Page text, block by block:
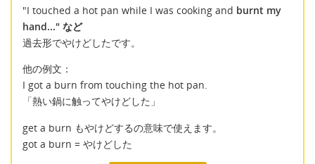
"I touched a hot pan while I was cooking and burnt my
hand..." など
過去形でやけどしたです。
他の例文：
I got a burn from touching the hot pan.
「熱い鍋に触ってやけどした」
get a burn もやけどするの意味で使えます。
got a burn = やけどした